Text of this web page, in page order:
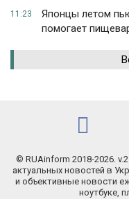
11:23
Японцы летом
помогает
© RUAinform 2018-2026.
актуальных новостей в
и объективные новости
ноутбуке,